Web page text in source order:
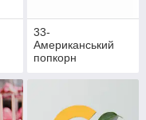
33-
Американський
попкорн